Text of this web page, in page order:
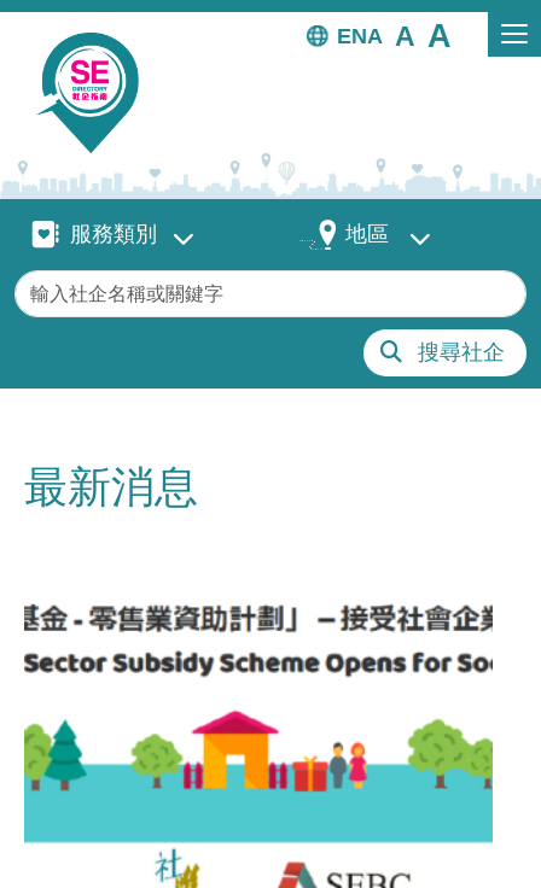
移至主內容
EN
服務類別服務類別 地區 地區
關鍵字
搜尋社企
最新消息